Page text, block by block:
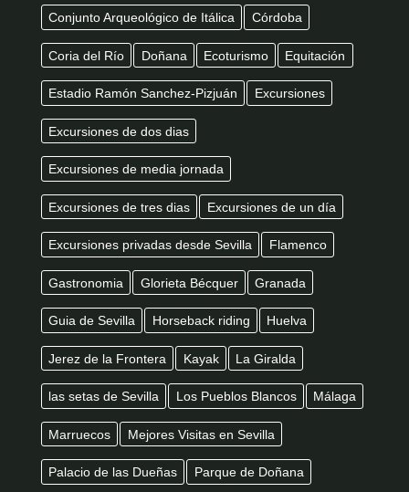
Conjunto Arqueológico de Itálica Córdoba
Coria del Río Doñana Ecoturismo Equitación
Estadio Ramón Sanchez-Pizjuán Excursiones
Excursiones de dos dias
Excursiones de media jornada
Excursiones de tres dias Excursiones de un día
Excursiones privadas desde Sevilla Flamenco
Gastronomia Glorieta Bécquer Granada
Guia de Sevilla Horseback riding Huelva
Jerez de la Frontera Kayak La Giralda
las setas de Sevilla Los Pueblos Blancos Málaga
Marruecos Mejores Visitas en Sevilla
Palacio de las Dueñas Parque de Doñana